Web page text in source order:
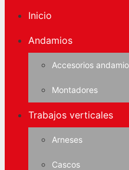
Inicio
Andamios
Accesorios
Montadores
Trabajos verticales
Arneses
Cascos